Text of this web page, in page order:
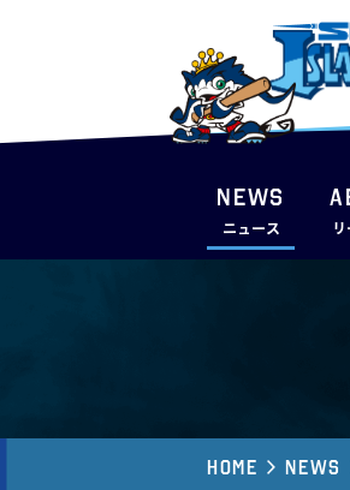
NEWS
ニュース
Home News